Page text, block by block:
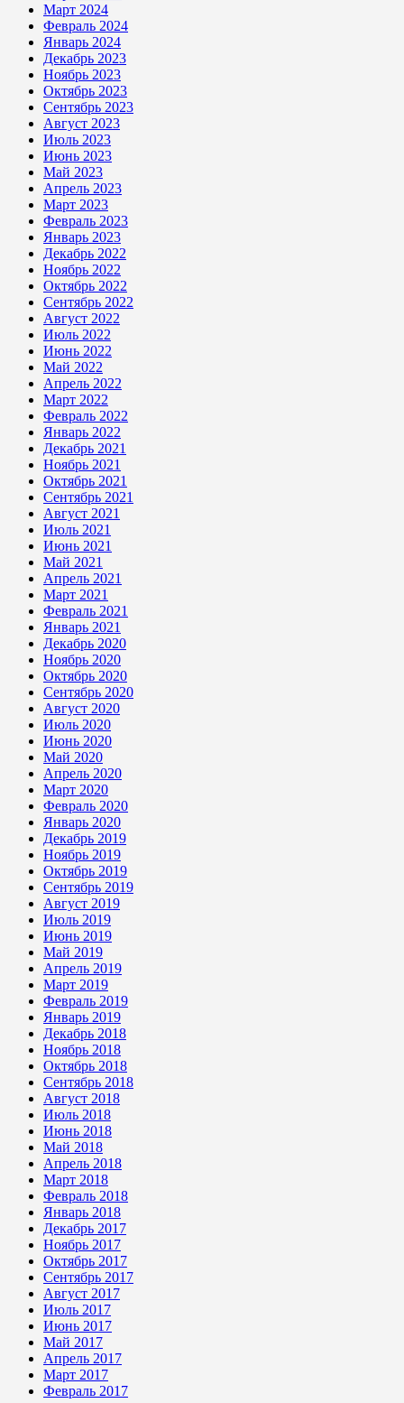
Март 2024
Февраль 2024
Январь 2024
Декабрь 2023
Ноябрь 2023
Октябрь 2023
Сентябрь 2023
Август 2023
Июль 2023
Июнь 2023
Май 2023
Апрель 2023
Март 2023
Февраль 2023
Январь 2023
Декабрь 2022
Ноябрь 2022
Октябрь 2022
Сентябрь 2022
Август 2022
Июль 2022
Июнь 2022
Май 2022
Апрель 2022
Март 2022
Февраль 2022
Январь 2022
Декабрь 2021
Ноябрь 2021
Октябрь 2021
Сентябрь 2021
Август 2021
Июль 2021
Июнь 2021
Май 2021
Апрель 2021
Март 2021
Февраль 2021
Январь 2021
Декабрь 2020
Ноябрь 2020
Октябрь 2020
Сентябрь 2020
Август 2020
Июль 2020
Июнь 2020
Май 2020
Апрель 2020
Март 2020
Февраль 2020
Январь 2020
Декабрь 2019
Ноябрь 2019
Октябрь 2019
Сентябрь 2019
Август 2019
Июль 2019
Июнь 2019
Май 2019
Апрель 2019
Март 2019
Февраль 2019
Январь 2019
Декабрь 2018
Ноябрь 2018
Октябрь 2018
Сентябрь 2018
Август 2018
Июль 2018
Июнь 2018
Май 2018
Апрель 2018
Март 2018
Февраль 2018
Январь 2018
Декабрь 2017
Ноябрь 2017
Октябрь 2017
Сентябрь 2017
Август 2017
Июль 2017
Июнь 2017
Май 2017
Апрель 2017
Март 2017
Февраль 2017